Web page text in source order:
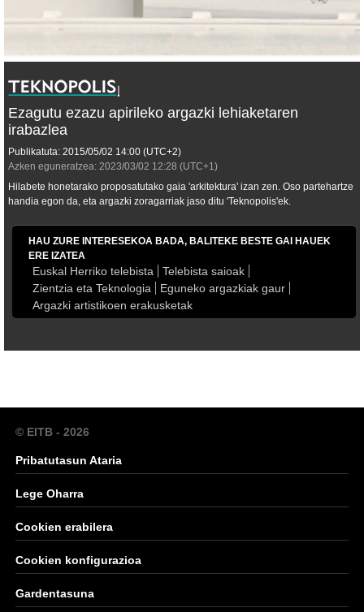
Ezagutu ezazu apirileko argazki lehiaketaren
irabazlea
Publikatuta: 2015/05/02 14:00 (UTC+2)
Azken eguneratzea: 2023/03/02 12:28 (UTC+1)
Hilabete honetarako proposatutako gaia 'arkitektura' izan zen. Oso partehartze
handia egon da, eta argazki zoragarriak jaso ditu 'Teknopolis'ek.
HAU ZURE INTERESEKOA BADA, BALITEKE BESTE GAI HAUEK
ERE IZATEA
Euskal Herriko telebista
Telebista saioak
Zientzia eta Teknologia
Eguneko argazkiak gaur
Argazki artistikoen erakusketak
© EITB - 2026
Pribatutasun Ataria
Lege Oharra
Cookien erabilera
Cookien konfigurazioa
Gardentasuna